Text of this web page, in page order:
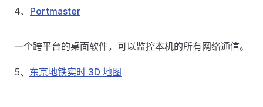
4、 Portmaster
一个跨平台的桌面软件，可以监控本机的所有网络通信。
5、 东京地铁实时 3D 地图